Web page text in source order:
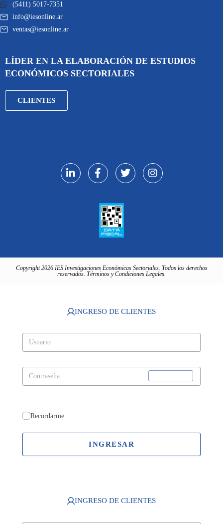
(5411) 5017-7351
info@iesonline.ar
ventas@iesonline.ar
LÍDER EN LA ELABORACIÓN DE ESTUDIOS
ECONÓMICOS SECTORIALES
CLIENTES
Copyright 2026 IES Investigaciones Económicas Sectoriales. Todos los derechos
reservados. Términos y Condiciones Legales.
INGRESO DE CLIENTES
Recordarme
INGRESAR
INGRESO DE CLIENTES